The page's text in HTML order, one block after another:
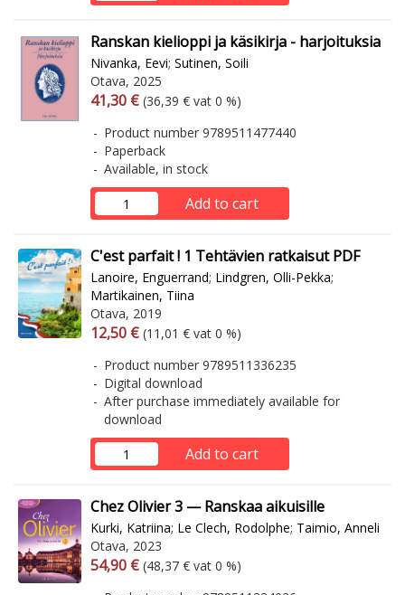
Ranskan kielioppi ja käsikirja - harjoituksia
Nivanka, Eevi; Sutinen, Soili
Otava, 2025
Arvonlisäverollinen hinta
41,30 € Excl. vat
(36,39 € vat 0 %)
Product number 9789511477440
Paperback
Available, in stock
Add to cart
C'est parfait ! 1 Tehtävien ratkaisut PDF
Lanoire, Enguerrand; Lindgren, Olli-Pekka;
Martikainen, Tiina
Otava, 2019
Arvonlisäverollinen hinta
12,50 € Excl. vat
(11,01 € vat 0 %)
Product number 9789511336235
Digital download
After purchase immediately available for
download
Add to cart
Chez Olivier 3 — Ranskaa aikuisille
Kurki, Katriina; Le Clech, Rodolphe; Taimio, Anneli
Otava, 2023
Arvonlisäverollinen hinta
54,90 € Excl. vat
(48,37 € vat 0 %)